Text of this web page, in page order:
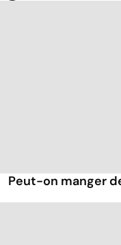
Peut-on manger